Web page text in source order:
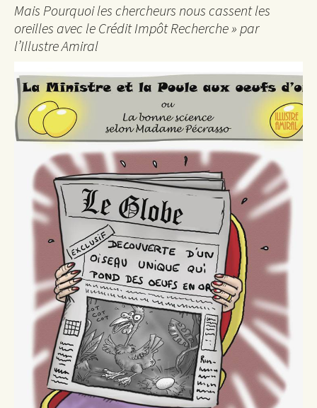
Mais Pourquoi les chercheurs nous cassent les
oreilles avec le Crédit Impôt Recherche » par
l’Illustre Amiral